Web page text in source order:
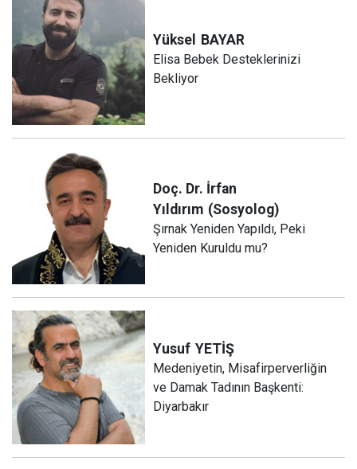
Yüksel BAYAR
Elisa Bebek Desteklerinizi
Bekliyor
Doç. Dr. İrfan
Yıldırım (Sosyolog)
Şırnak Yeniden Yapıldı, Peki
Yeniden Kuruldu mu?
Yusuf YETİŞ
Medeniyetin, Misafirperverliğin
ve Damak Tadının Başkenti:
Diyarbakır